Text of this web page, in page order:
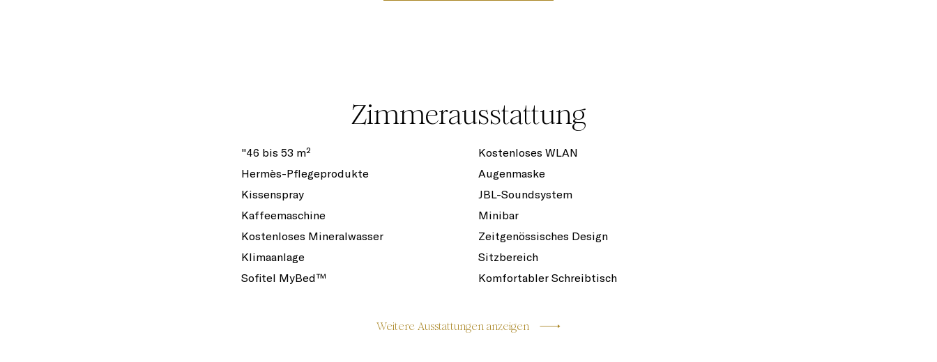
Zimmerausstattung
"46 bis 53 m²
Kostenloses WLAN
Hermès-Pflegeprodukte
Augenmaske
Kissenspray
JBL-Soundsystem
Kaffeemaschine
Minibar
Kostenloses Mineralwasser
Zeitgenössisches Design
Klimaanlage
Sitzbereich
Sofitel MyBed™
Komfortabler Schreibtisch
Weitere Ausstattungen anzeigen